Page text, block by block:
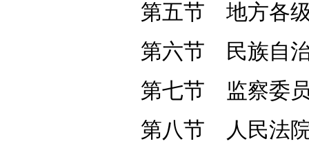
第五节 地方各
第六节 民族自
第七节 监察委
第八节 人民法